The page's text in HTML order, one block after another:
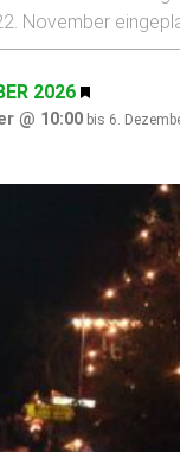
November
2026
E
O
O
B
E
N
@ 10:00 bis 6.